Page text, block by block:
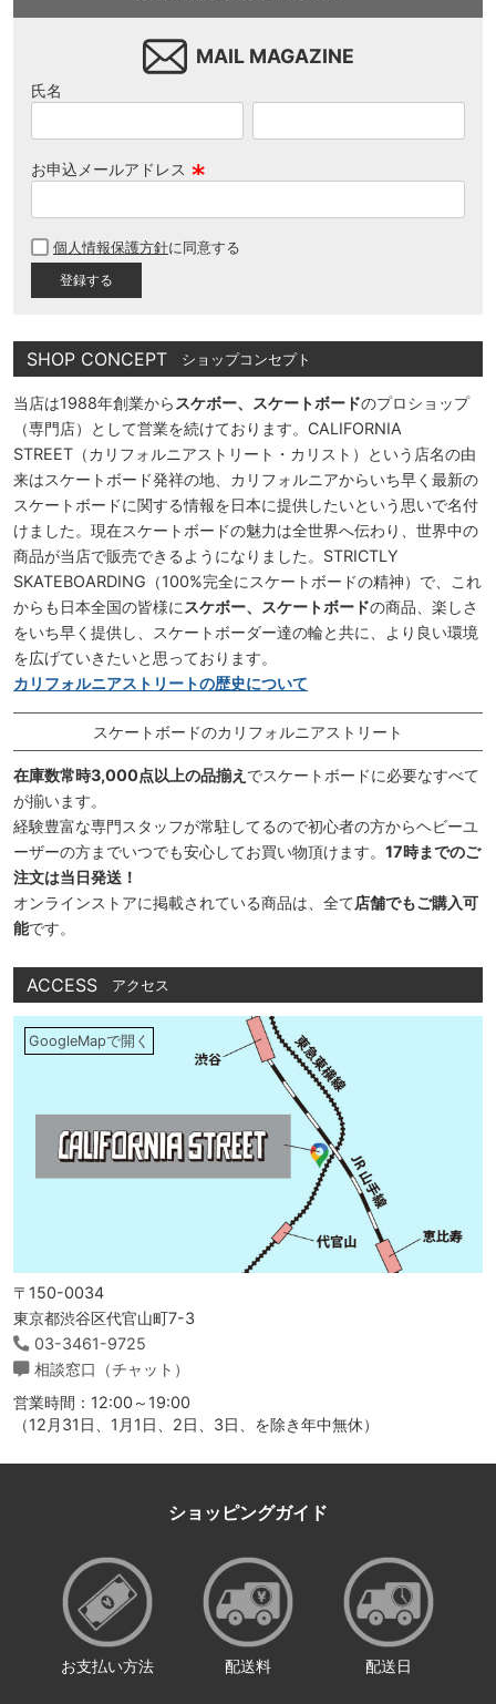
MAIL MAGAZINE
氏名
お申込メールアドレス
須
個人情報保護方針に同意する
SHOP CONCEPT ショップコンセプト
当店は1988年創業から スケボー、スケートボードのプロショップ
（専門店）として営業を続けております。CALIFORNIA
STREET（カリフォルニアストリート・カリスト）という店名の由
来はスケートボード発祥の地、カリフォルニアからいち早く最新の
スケートボードに関する情報を日本に提供したいという思いで名付
けました。現在スケートボードの魅力は全世界へ伝わり、世界中の
商品が当店で販売できるようになりました。STRICTLY
SKATEBOARDING（100%完全にスケートボードの精神）で、これ
からも日本全国の皆様に スケボー、スケートボードの商品、楽しさ
をいち早く提供し、スケートボーダー達の輪と共に、より良い環境
を広げていきたいと思っております。
カリフォルニアストリートの歴史について
スケートボードのカリフォルニアストリート
在庫数常時3,000点以上の品揃え でスケートボードに必要なすべて
が揃います。
経験豊富な専門スタッフが常駐してるので初心者の方からヘビーユ
ーザーの方までいつでも安心してお買い物頂けます。 17時までのご
注文は当日発送！
オンラインストアに掲載されている商品は、全て店舗でもご購入可
能です。
ACCESS アクセス
GoogleMapで開く
〒150-0034
東京都渋谷区代官山町7-3
03-3461-9725
相談窓口（チャット）
営業時間：12:00～19:00
（12月31日、1月1日、2日、3日、を除き年中無休）
ショッピングガイド
お支払い方法 配送料 配送日